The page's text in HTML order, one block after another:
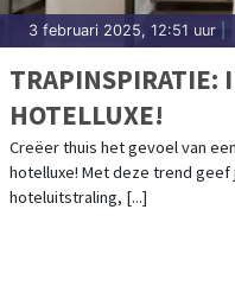
3 februari 2025, 12:51 uur
TRAPINSPIRATIE:
HOTELLUXE!
Creëer thuis het gevoel van
hotelluxe! Met deze trend geef
hoteluitstraling, [...]